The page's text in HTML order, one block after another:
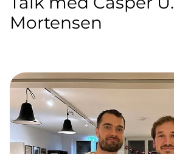
Mortensen